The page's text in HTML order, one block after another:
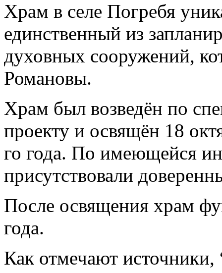
Храм в селе Погребя
единственный из
духовных сооружений,
Романовы.
Храм был возведён по
проекту и освящён 18
го года. По имеющейся
присутствовали
После освящения храм
года.
Как отмечают источники,